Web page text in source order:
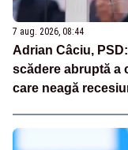
7 aug. 2026, 08:44
Adrian Câciu,
scădere abruptă a
care neagă